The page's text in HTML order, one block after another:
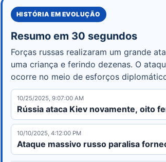
HISTÓRIA EM EVOLUÇÃO
Resumo em 30 segundos
Forças russas realizaram um grande
uma criança e ferindo dezenas. O
ocorre no meio de esforços
10/25/2025, 9:07:00 AM
Rússia ataca Kiev novamente, oito
10/10/2025, 4:12:00 PM
Ataque massivo russo paralisa